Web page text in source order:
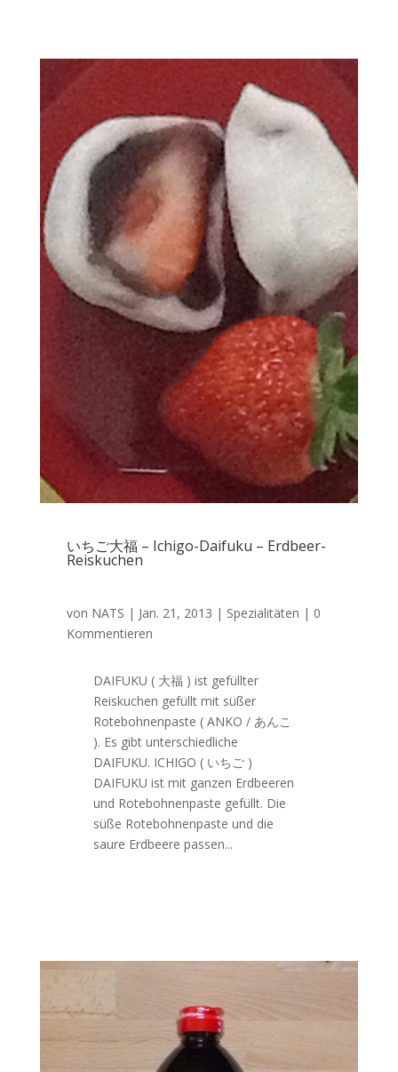
いちご大福 – Ichigo-Daifuku – Erdbeer-
Reiskuchen
von NATS | Jan. 21, 2013 | Spezialitäten | 0
Kommentieren
DAIFUKU ( 大福 ) ist gefüllter
Reiskuchen gefüllt mit süßer
Rotebohnenpaste ( ANKO / あんこ
). Es gibt unterschiedliche
DAIFUKU. ICHIGO ( いちご )
DAIFUKU ist mit ganzen Erdbeeren
und Rotebohnenpaste gefüllt. Die
süße Rotebohnenpaste und die
saure Erdbeere passen...